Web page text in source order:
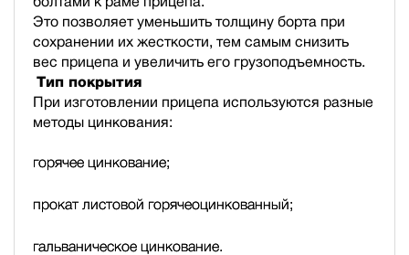
Это позволяет уменьшить толщину борта при
сохранении их жесткости, тем самым снизить
вес прицепа и увеличить его грузоподъемность.
Тип покрытия
При изготовлении прицепа используются разные
методы цинкования:
горячее цинкование;
прокат листовой горячеоцинкованный;
гальваническое цинкование.